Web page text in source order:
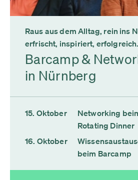
Raus aus dem Alltag, rein ins
erfrischt, inspiriert, erfolgreich.
Barcamp &
in Nürnberg
15. Oktober
Networking
Rotating Dinner
16. Oktober
beim Barcamp